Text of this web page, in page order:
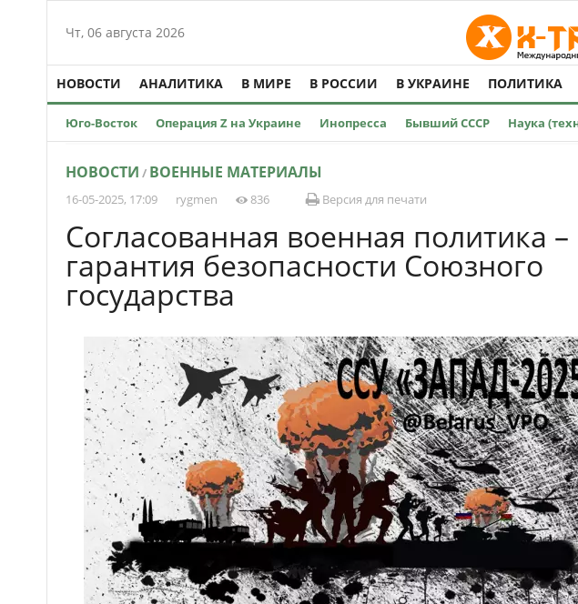
Чт, 06 августа 2026
НОВОСТИ АНАЛИТИКА В МИРЕ В РОССИИ В УКРАИНЕ ПОЛИТИКА
Юго-Восток Операция Z на Украине Инопресса Бывший СССР Наука
НОВОСТИ / ВОЕННЫЕ МАТЕРИАЛЫ
16-05-2025, 17:09 rygmen 836 Версия для печати
Согласованная военная политика –
гарантия безопасности Союзного
государства